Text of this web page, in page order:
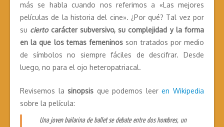
más se habla cuando nos referimos a «Las mejores
películas de la historia del cine». ¿Por qué? Tal vez por
su ciertocarácter subversivo, su complejidad y la forma
en la que los temas femeninos son tratados por medio
de símbolos no siempre fáciles de descifrar. Desde
luego, no para el ojo heteropatriacal.
Revisemos la sinopsis que podemos leeren Wikipedia
sobre la película:
Una joven bailarina de ballet se debate entre dos hombres, un